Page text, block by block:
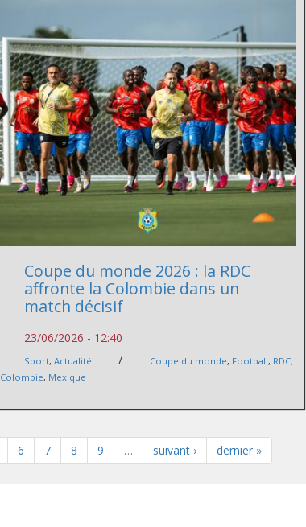
Coupe du monde 2026 : la RDC
affronte la Colombie dans un
match décisif
23/06/2026 - 12:40
Sport,Actualité / Coupe du monde, Football, RDC,
Colombie, Mexique
6 7 8 9 … suivant › dernier »